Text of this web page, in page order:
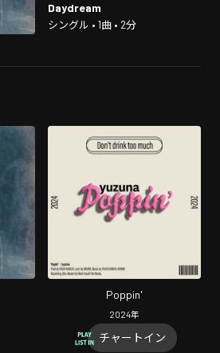
Daydream
シングル • 1曲 • 2分
Poppin'
2024年
チャートイン